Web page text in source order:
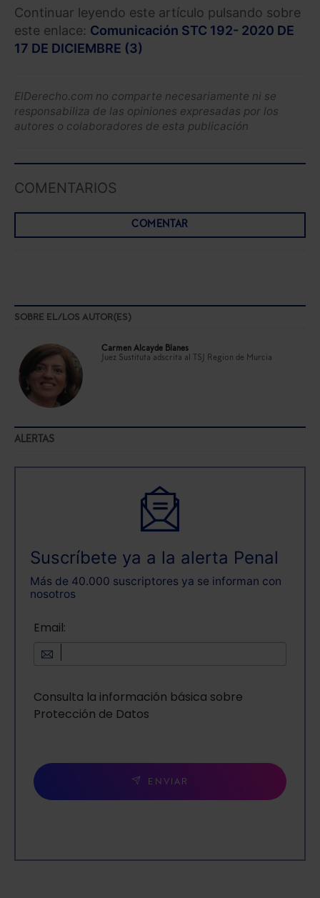
Continuar leyendo este artículo pulsando sobre
este enlace: Comunicación STC 192- 2020 DE
17 DE DICIEMBRE (3)
ElDerecho.com no comparte necesariamente ni se
responsabiliza de las opiniones expresadas por los
autores o colaboradores de esta publicación
COMENTARIOS
COMENTAR
SOBRE EL/LOS AUTOR(ES)
Carmen Alcayde Blanes
Juez Sustituta adscrita al TSJ Region de Murcia
ALERTAS
Suscríbete ya a la alerta Penal
Más de 40.000 suscriptores ya se informan con
nosotros
Email:
Consulta la información básica sobre
Protección de Datos
ENVIAR